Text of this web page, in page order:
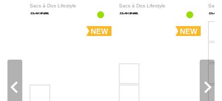
Sacs à Dos Lifestyle
NEW
Sacs à Dos Lifestyle
NEW
Sacs
navigate_before navigate_next